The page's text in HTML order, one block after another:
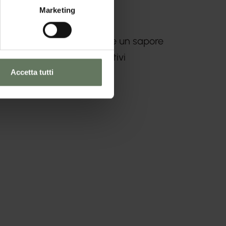
Marketing
Accetta tutti
pasta più consistente e un sapore
davvero creativi